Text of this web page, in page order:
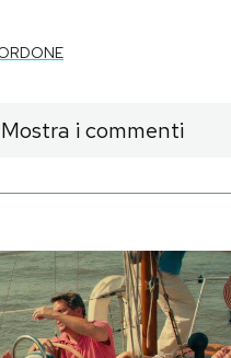
Mostra i commenti